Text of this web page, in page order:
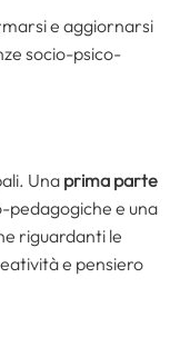
e aggiornarsi
socio-psico-
Una prima parte
pedagogiche e una
riguardanti le
e pensiero